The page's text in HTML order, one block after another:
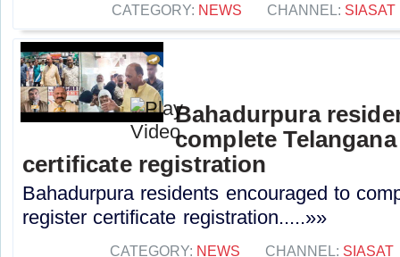
CATEGORY: NEWS CHANNEL: SIASAT
Bahadurpura
complete
certificate registration
Bahadurpura residents encouraged to
register certificate registration.....»»
CATEGORY: NEWS CHANNEL: SIASAT